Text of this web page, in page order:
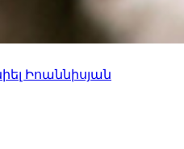
Իոաննիսյան